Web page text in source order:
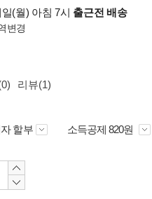
(월) 아침 7시 출근전 배송
변경
리뷰(1)
할부 소득공제 820원